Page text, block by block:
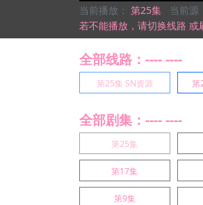
当前播放： 第25集 当前源
若不能播放， 请切换线路 或
全部线路：---- ----
第25集 SN资源 第
全部剧集：---- ----
第25集
第17集
第9集